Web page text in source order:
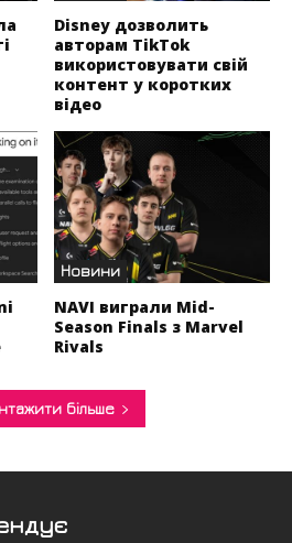
Disney дозволить
авторам TikTok
використовувати свій
контент у коротких
відео
Новини
NAVI виграли Mid-
Season Finals з Marvel
Rivals
більше